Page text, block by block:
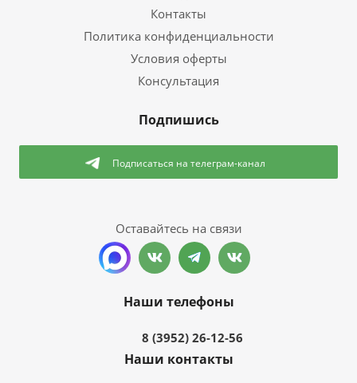
Контакты
Политика конфиденциальности
Условия оферты
Консультация
Подпишись
Подписаться на телеграм-канал
Оставайтесь на связи
Наши телефоны
8 (3952) 26-12-56
Наши контакты